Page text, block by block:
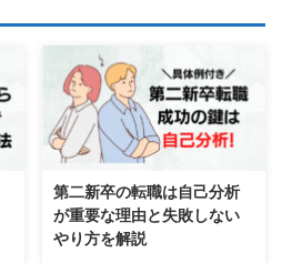
第二新卒の転職は自己分析
が重要な理由と失敗しない
やり方を解説